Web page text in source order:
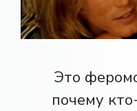
Это
почему